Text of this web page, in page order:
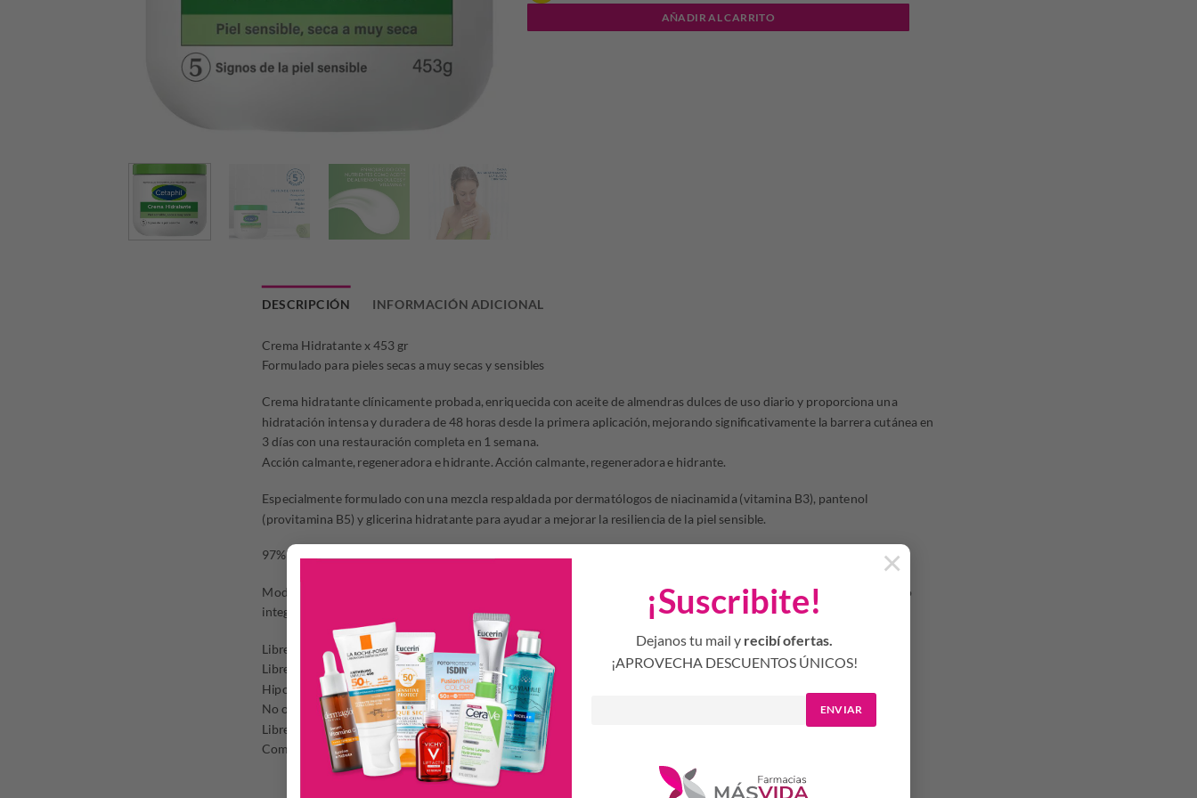
¡Suscribite!
Dejanos tu mail y recibí ofertas.
¡APROVECHA DESCUENTOS ÚNICOS!
ENVIAR
×
AÑADIR AL CARRITO
DESCRIPCIÓN INFORMACIÓN ADICIONAL
Crema Hidratante x 453 gr
Formulado para pieles secas a muy secas y sensibles
Crema hidratante clínicamente probada, enriquecida con aceite de almendras dulces de uso diario y proporciona una
hidratación intensa y duradera de 48 horas desde la primera aplicación, mejorando significativamente la barrera cutánea en
3 días con una restauración completa en 1 semana.
Acción calmante, regeneradora e hidrante. Acción calmante, regeneradora e hidrante.
Especialmente formulado con una mezcla respaldada por dermatólogos de niacinamida (vitamina B3), pantenol
(provitamina B5) y glicerina hidratante para ayudar a mejorar la resiliencia de la piel sensible.
97% de los usuarios informaron que la piel parece más hidratada
Modo de uso: con la piel limpia, aplicar una pequeña cantidad de producto por sectores masajeando en forma de circulo
integrando el producto en la piel hasta su total absorción.
Libre de Fragancia
Libre de Parabenos
Hipoalergénico
No obstruye los poros
Libre de Oxybenzona & Octinoxato
Combate los 5 signos de la piel sensible